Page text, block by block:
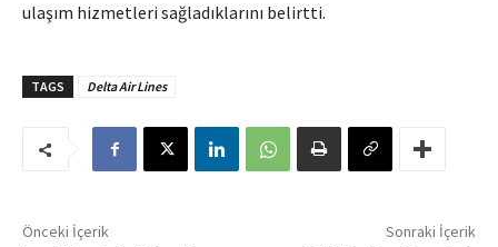
ulaşım hizmetleri sağladıklarını belirtti.
TAGS Delta Air Lines
Önceki İçerik Sonraki İçerik